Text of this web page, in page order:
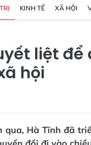
KINH TẾ XÃ HỘI
liệt để
hội
qua, Hà Tĩnh đã